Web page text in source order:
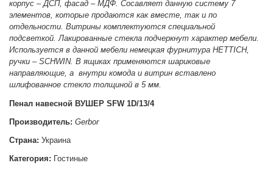
корпус – ДСП, фасад – МДФ. Сосавляет данную систему 7
элементов, которые продаются как вместе, так и по
отдельности. Витрины комплектуются специальной
подсветкой. Лакированные стекла подчеркнут характер мебели.
Используется в данной мебели немецкая фурнитура HETTICH,
ручки – SCHWIN. В ящиках применяются шариковые
направляющие, а внутри комода и витрин вставлено
шлифованное стекло толщиной в 5 мм.
Пенал навесной ВУШЕР SFW 1D/13/4
Производитель: Gerbor
Страна: Украина
Категория: Гостиные